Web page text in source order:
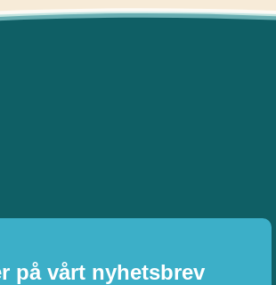
på vårt nyhetsbrev